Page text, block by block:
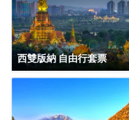
西雙版納 自由行套票